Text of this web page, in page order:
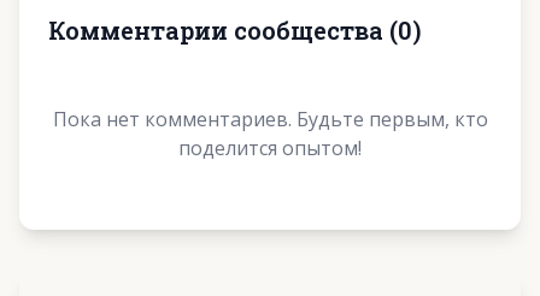
Комментарии сообщества (0)
Пока нет комментариев. Будьте первым, кто
поделится опытом!